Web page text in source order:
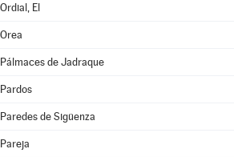
Ordial, El
Orea
Pálmaces de Jadraque
Pardos
Paredes de Sigüenza
Pareja